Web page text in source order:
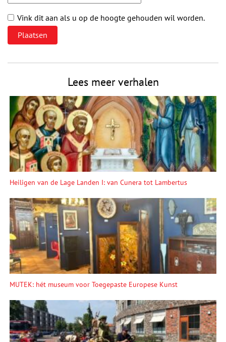
Vink dit aan als u op de hoogte gehouden wil worden.
Lees meer verhalen
Heiligen van de Lage Landen I: van Cunera tot Lambertus
MUTEK: hét museum voor Toegepaste Europese Kunst